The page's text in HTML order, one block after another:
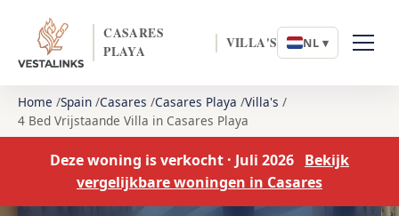
CASARES
PLAYA
VILLA'S NL ▾
Home Spain Casares Casares Playa Villa's
4 Bed Vrijstaande Villa in Casares Playa
Deze woning is verkocht · Juli 2026 Bekijk
vergelijkbare woningen in Casares